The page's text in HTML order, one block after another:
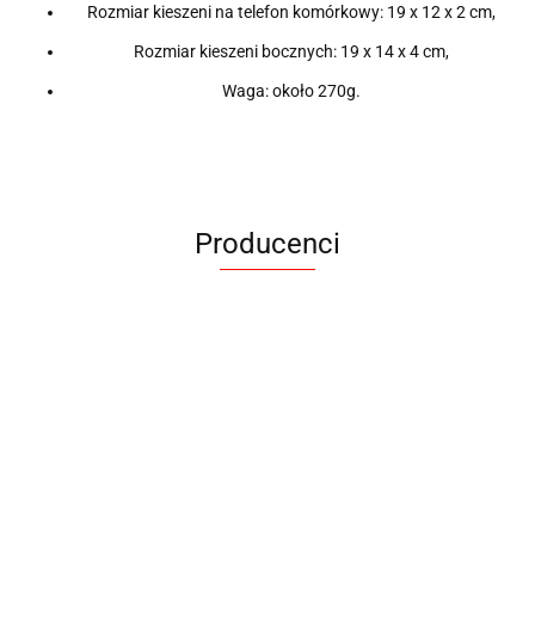
Rozmiar kieszeni na telefon komórkowy: 19 x 12 x 2 cm,
Rozmiar kieszeni bocznych: 19 x 14 x 4 cm,
Waga: około 270g.
Producenci